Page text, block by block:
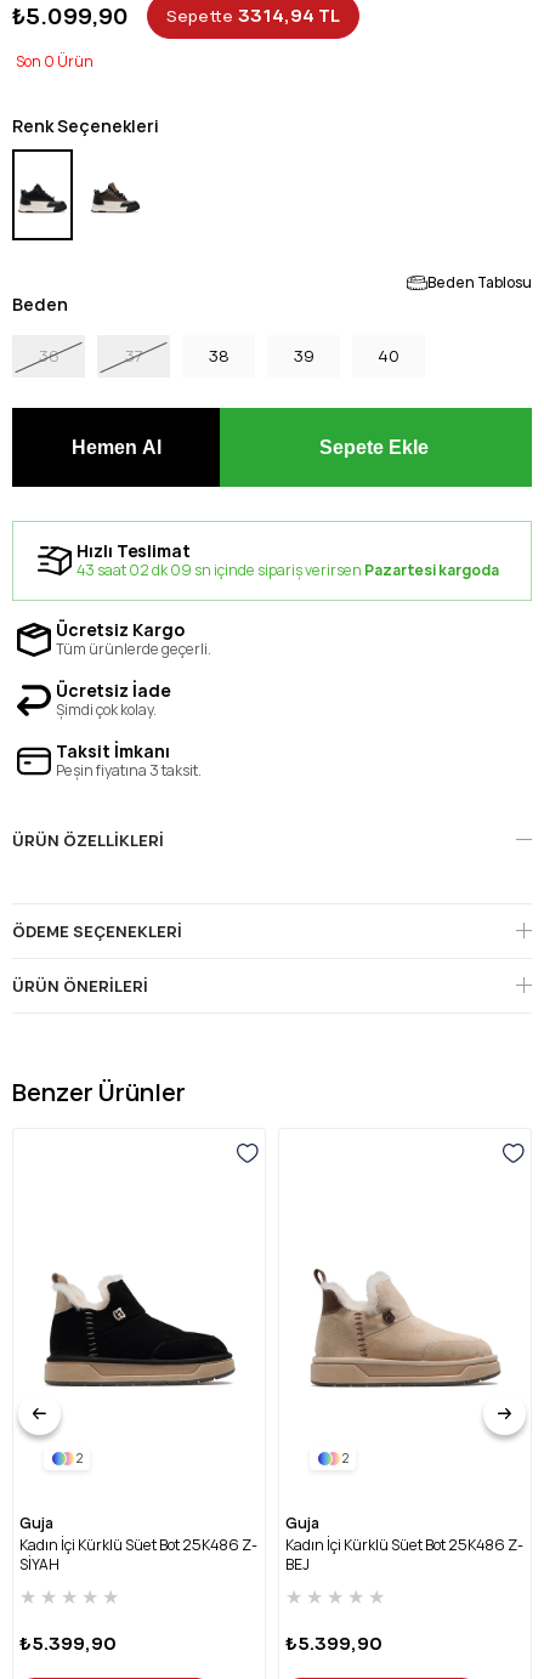
₺5.099,90 Sepette 3314,94 TL
0
Renk Seçenekleri
Beden Tablosu
Beden
36 37 38 39 40
Hızlı Teslimat
43 saat 02 dk 08 sn içinde sipariş verirsen Pazartesi kargoda
Ücretsiz Kargo
Tüm ürünlerde geçerli.
Ücretsiz İade
Şimdi çok kolay.
Taksit İmkanı
Peşin fiyatına 3 taksit.
ÜRÜN ÖZELLIKLERI
ÖDEME SEÇENEKLERI
ÜRÜN ÖNERILERI
Benzer Ürünler
2
Guja
Kadın İçi Kürklü Süet Bot 25K486 Z-
SİYAH
★ ★ ★ ★ ★
₺5.399,90
2
Guja
Kadın İçi Kürklü Süet Bot 25K486 Z-
BEJ
★ ★ ★ ★ ★
₺5.399,90